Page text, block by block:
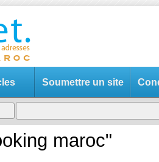
Soumettre un site
maroc"